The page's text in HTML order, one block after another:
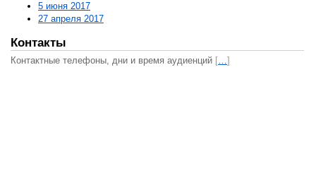
5 июня 2017
27 апреля 2017
Контакты
Контактные телефоны, дни и время аудиенций […]